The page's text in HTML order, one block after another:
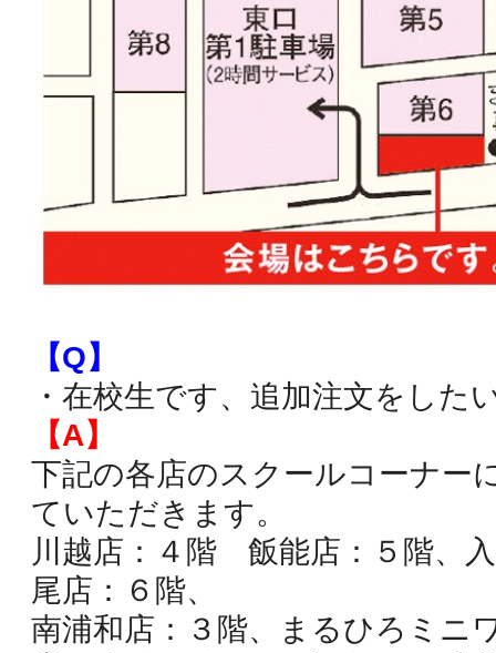
【Q】
・在校生です、追加注文をした
【A】
下記の各店のスクールコーナー
ていただきます。
川越店：４階 飯能店：５階、
尾店：６階、
南浦和店：３階、まるひろミニ